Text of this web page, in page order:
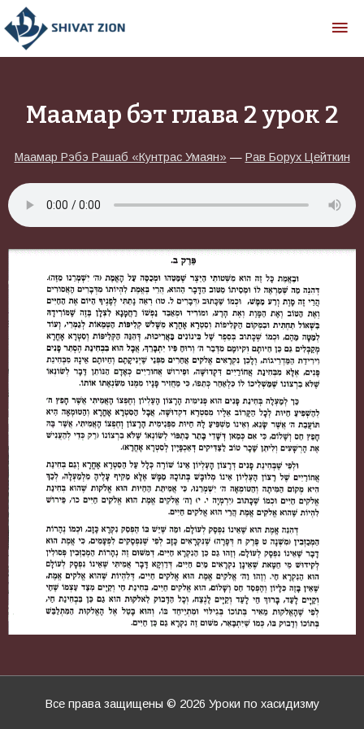
Маамар бэт глава 2 урок 2
Маамар Рэбэ Рашаб «Кунтрас Умаян» — Рав Борух Цейткин
Все права защищены © 2026 Уроки по хасидизму